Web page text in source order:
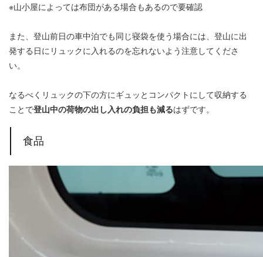
※山小屋によっては布団がある場合もあるので要確認
また、登山前日の車中泊でも同じ寝袋を使う場合には、登山に出
発する日にリュックに入れるのを忘れないよう注意してくださ
い。
なるべくリュックの下の方にギュッとコンパクトにして収納する
ことで登山中の荷物の出し入れの負担も減るはずです。
食品